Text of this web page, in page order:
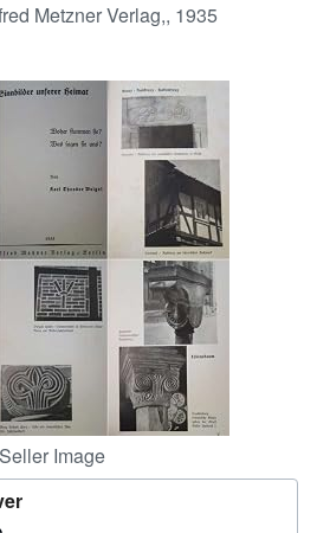
CLOSE
Metzner Verlag,, 1935
Seller Image